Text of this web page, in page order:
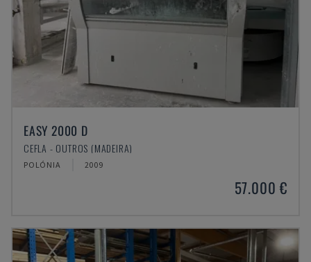
EASY 2000 D
CEFLA - OUTROS (MADEIRA)
POLÓNIA 2009
57.000 €